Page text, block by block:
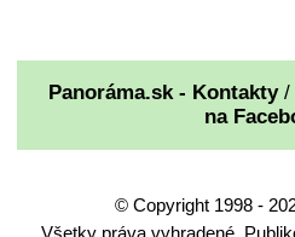
Panoráma.sk - Kontakty/
na
© Copyright 1998 -
Všetky práva vyhradené.